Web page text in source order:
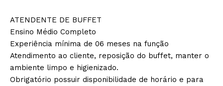
ATENDENTE DE BUFFET
Ensino Médio Completo
Experiência mínima de 06 meses na função
Atendimento ao cliente, reposição do buffet, manter o
ambiente limpo e higienizado.
Obrigatório possuir disponibilidade de horário e para